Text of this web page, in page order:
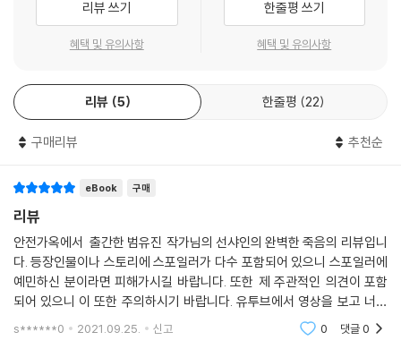
야구와 게임 이야기를 하며 떠들고, 가끔 좋아하는 애 앞에서 얼쩡거리고,
수업 시간에 또 졸고, 편의점에서 컵라면을 먹고, 방과 후에 야구 연습을 하
고, 학원 가서 다시 졸고, 집에 오는 날들이 그리워질 것임을 아는 중학생이
무슨 꿈을 꿨는지, 전혀 아무것도.
‘만약 타임머신이 있다면…….’
--- pp.108-109
“죽이는 게 중요한 게 아냐. 그딴 식으로 아기를 구하고 죽으면 그 죽음이
아남은 아기를 볼 때마다 그 여자를 떠올리겠지. 아기를 구하고 죽은 그 숭
고한 모성! 이딴 소리를 지껄일 거라고. 신영아. 내가 몇 번을 말했어. 사람
들 머릿속에서 싹 지워질 정도로, 아니면 온통 오물 덩어리로 남을 정도로
추악해져야 사람은 죽는 거야. 그런 죽음이야말로 진짜 죽음이라고. 네가
한 건 그냥, 몸뚱이에서 숨이 끊기게 한 것뿐이야. 진짜 살인이 아니라고.
똑같은 얼굴이 나다니는 게 싫어서 완벽한 죽음을 선사하려 했던 건데. 저
‘통제된 환경에서 완벽한엘리트 양성’을 목표로 세워진 ‘무아 교육 기
관’(통칭 무아교)이 있다. 계급이나 배경과 상관없이 사회를 이끌어 나갈
존재하는 곳. 선샤인은 무아교의 창시자 선 교수의 손녀이자 무아교의 정
신을 현현한 여신과도 같은 존재였다. 그런 선샤인이 느닷없이 나무에서
떨어져 세상을 떠났다. 강력한 존재감을 과시했던 선샤인의 존재를 싹 지
워 버리려는 듯 선샤인의 죽음은 순식간에 정리되었다. 아니, 그렇게 되는
까지는.
진실한 기억은 힘이 세다. 그래서 뒤가 구린 사람들은 진실을 은폐하고 조
작하려 한다. 무아교 창시자 선 교수의 존재감과 무아교의 여신 선샤인의
상징성을 말끔하게 없애고자 했던 새로운 이사장 대리 김신영은 선샤인의
죽음을 ‘완벽한 아름다움’으로 포장하기 위해 나선다. 그리고 그 도구로 이
쪽 편도 저쪽 편도 아닌 존재감 없는 성실한 학생 이레이가 낙점된다. 학교
에서 좋은 평가를 받아 좋은 대학, 좋은 직장을 구하기에 급급한 이레이는
리뷰 쓰기
혜택 및 유의사항
한줄평 쓰기
혜택 및 유의사항
리뷰 5 한줄평 22
구매리뷰 추천순
eBook 구매
리뷰
안전가옥에서 출간한 범유진 작가님의 선샤인의 완벽한 죽음의 리뷰입니
다. 등장인물이나 스토리에 스포일러가 다수 포함되어 있으니 스포일러에
예민하신 분이라면 피해가시길 바랍니다. 또한 제 주관적인 의견이 포함
되어 있으니 이 또한 주의하시기 바랍니다. 유투브에서 영상을 보고 너무
재밌어보여서 구매했습니다. 제가 좋아하는 여러 등장인물의 시점이 번갈
s******0 2021.09.25. 신고 0 댓글0